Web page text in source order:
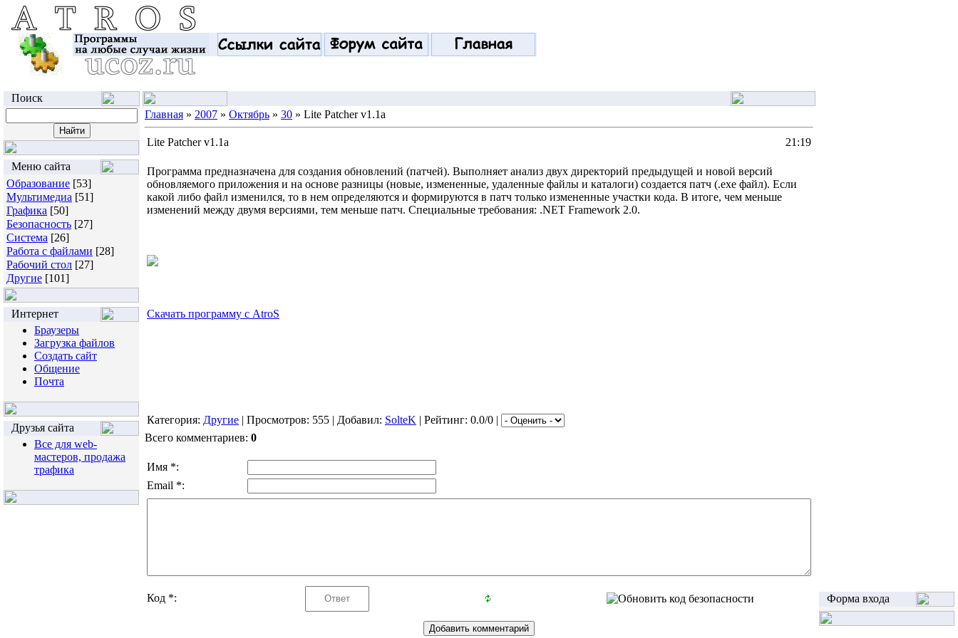
Поиск
Меню сайта
Образование [53]
Мультимедиа [51]
Графика [50]
Безопасность [27]
Система [26]
Работа с файлами [28]
Рабочий стол [27]
Другие [101]
Интернет
Браузеры
Загрузка файлов
Создать сайт
Общение
Почта
Друзья сайта
Все для web-
мастеров, продажа
трафика
Главная » 2007 » Октябрь » 30 » Lite Patcher v1.1a
Lite Patcher v1.1a 21:19
Программа предназначена для создания обновлений (патчей). Выполняет анализ двух директорий предыдущей и новой версий
обновляемого приложения и на основе разницы (новые, измененные, удаленные файлы и каталоги) создается патч (.exe файл). Если
какой либо файл изменился, то в нем определяются и формируются в патч только измененные участки кода. В итоге, чем меньше
изменений между двумя версиями, тем меньше патч. Специальные требования: .NET Framework 2.0.
Скачать программу с AtroS
Категория: Другие | Просмотров: 555 | Добавил: SolteK | Рейтинг: 0.0/0 |
Всего комментариев: 0
Имя *:
Email *:
Код *: Форма входа